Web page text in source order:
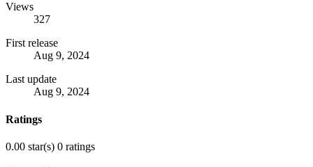
Views
327
First release
Aug 9, 2024
Last update
Aug 9, 2024
Ratings
0.00 star(s) 0 ratings